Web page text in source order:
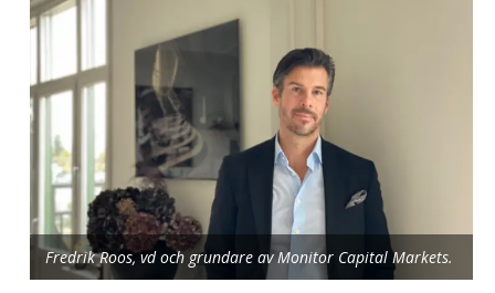
Fredrik Roos, vd och grundare av Monitor Capital Markets.